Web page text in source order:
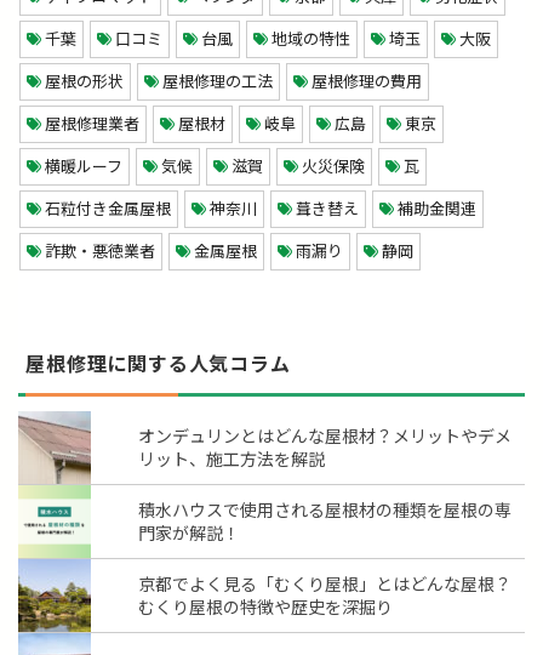
千葉 口コミ 台風 地域の特性 埼玉 大阪
屋根の形状 屋根修理の工法 屋根修理の費用
屋根修理業者 屋根材 岐阜 広島 東京
横暖ルーフ 気候 滋賀 火災保険 瓦
石粒付き金属屋根 神奈川 葺き替え 補助金関連
詐欺・悪徳業者 金属屋根 雨漏り 静岡
屋根修理に関する人気コラム
オンデュリンとはどんな屋根材？メリットやデメ
リット、施工方法を解説
積水ハウスで使用される屋根材の種類を屋根の専
門家が解説！
京都でよく見る「むくり屋根」とはどんな屋根？
むくり屋根の特徴や歴史を深掘り